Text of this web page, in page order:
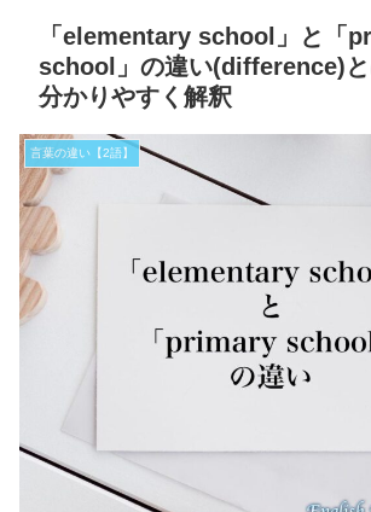
「elementary school」と「
school」の違い(difference)
分かりやすく解釈
言葉の違い【2語】